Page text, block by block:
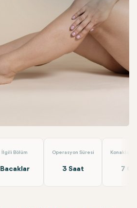
Twitter
Facebook
WhatsApp
İlgili Bölüm
Bacaklar
Operasyon Süresi
3 Saat 7